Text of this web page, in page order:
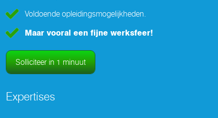
Voldoende opleidingsmogelijkheden.
Maar vooral een fijne werksfeer!
Solliciteer in 1 minuut
Expertises